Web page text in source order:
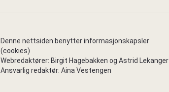
Denne nettsiden benytter informasjonskapsler
(cookies)
Webredaktører: Birgit Hagebakken og Astrid Lekanger
Ansvarlig redaktør: Aina Vestengen